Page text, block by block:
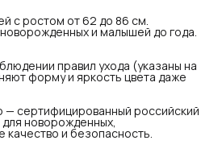
с ростом от 62 до 86 см.
и малышей до года.
правил ухода (указаны на
форму и яркость цвета даже
сертифицированный российский
новорожденных,
и безопасность.